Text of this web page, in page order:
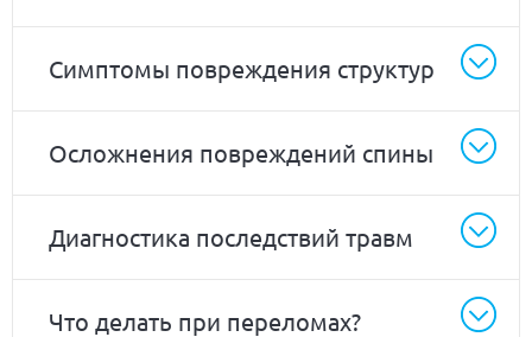
Симптомы повреждения структур
Осложнения повреждений спины
Диагностика последствий травм
Что делать при переломах?